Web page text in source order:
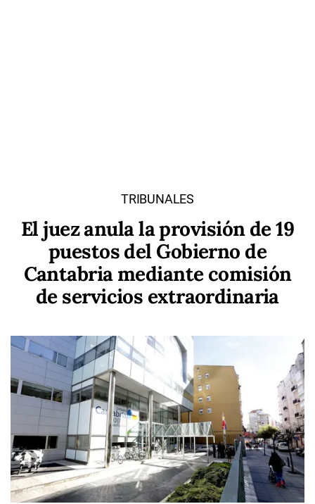
TRIBUNALES
El juez anula la provisión de 19
puestos del Gobierno de
Cantabria mediante comisión
de servicios extraordinaria